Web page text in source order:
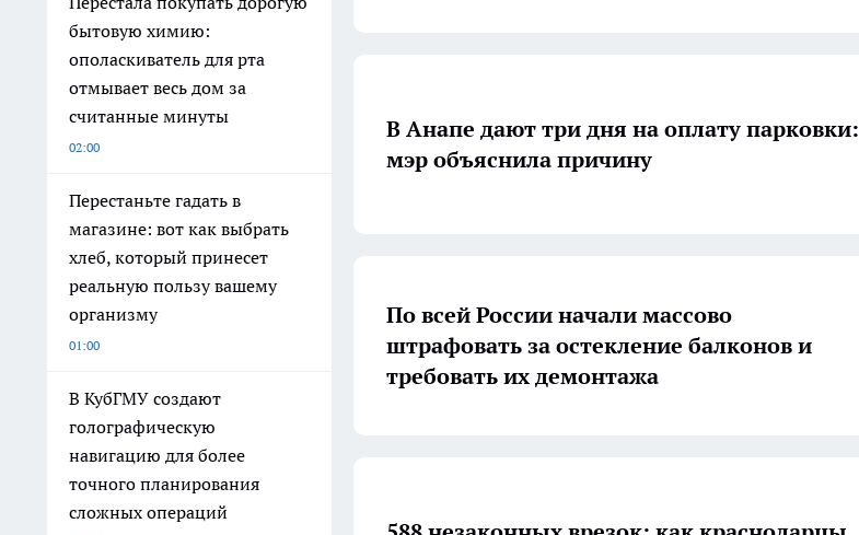
бытовую химию:
ополаскиватель для рта
отмывает весь дом за
считанные минуты
02:00
Перестаньте гадать в
магазине: вот как выбрать
хлеб, который принесет
реальную пользу вашему
организму
01:00
В КубГМУ создают
голографическую
навигацию для более
точного планирования
сложных операций
В Анапе дают три дня на оплату парковки:
мэр объяснила причину
По всей России начали массово
штрафовать за остекление балконов и
требовать их демонтажа